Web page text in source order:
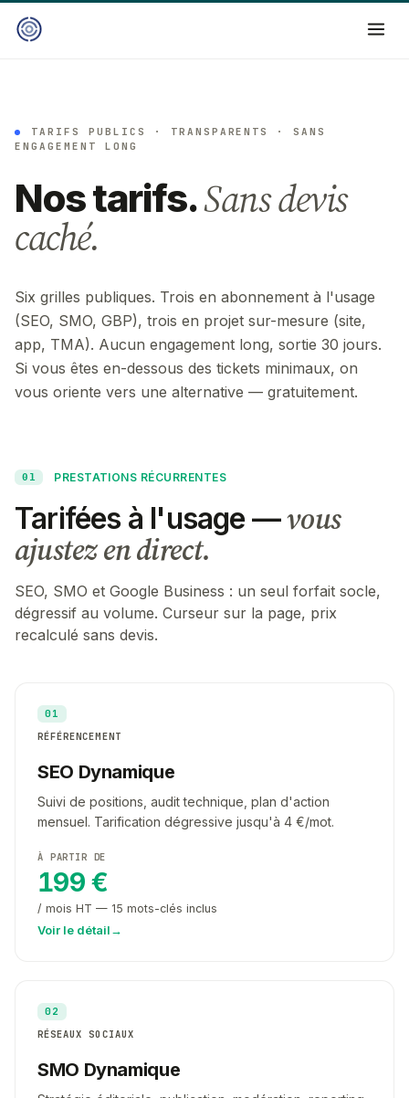
TARIFS PUBLICS · TRANSPARENTS · SANS
ENGAGEMENT LONG
Nos tarifs.Sans devis
caché.
Six grilles publiques. Trois en abonnement à l'usage
(SEO, SMO, GBP), trois en projet sur-mesure (site,
app, TMA). Aucun engagement long, sortie 30 jours.
Si vous êtes en-dessous des tickets minimaux, on
vous oriente vers une alternative — gratuitement.
01 PRESTATIONS RÉCURRENTES
Tarifées à l'usage —vous
ajustez en direct.
SEO, SMO et Google Business : un seul forfait socle,
dégressif au volume. Curseur sur la page, prix
recalculé sans devis.
01
RÉFÉRENCEMENT
SEO Dynamique
Suivi de positions, audit technique, plan d'action
mensuel. Tarification dégressive jusqu'à 4 €/mot.
À PARTIR DE
199 €
/ mois HT — 15 mots-clés inclus
Voir le détail→
02
RÉSEAUX SOCIAUX
SMO Dynamique